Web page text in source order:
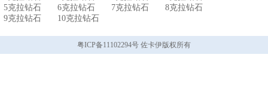
5克拉钻石
6克拉钻石 7克拉钻石
8克拉钻石
9克拉钻石
10克拉钻石
粤ICP备11102294号 佐卡伊版权所有